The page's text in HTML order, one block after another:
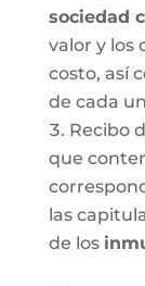
sociedad
valor y los
costo, así
de cada
Recibo
que
las
de los